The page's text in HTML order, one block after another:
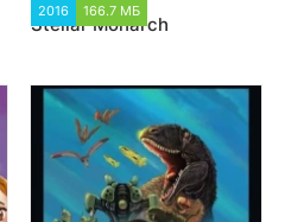
2016 166.7 МБ
Stellar Monarch